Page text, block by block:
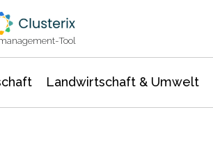
Tool
Landwirtschaft & Umwelt